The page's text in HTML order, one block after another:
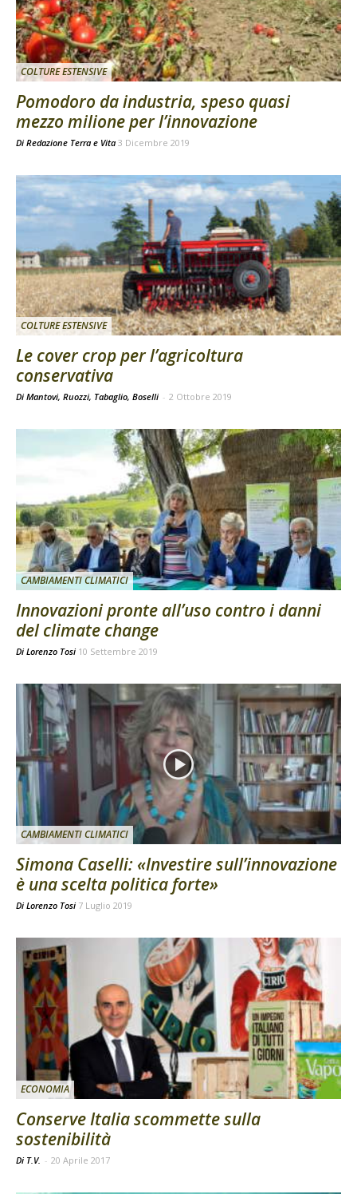
COLTURE ESTENSIVE
Pomodoro da industria, speso quasi
mezzo milione per l’innovazione
Di Redazione Terra e Vita 3 Dicembre 2019
COLTURE ESTENSIVE
Le cover crop per l’agricoltura
conservativa
Di Mantovi, Ruozzi, Tabaglio, Boselli - 2 Ottobre 2019
CAMBIAMENTI CLIMATICI
Innovazioni pronte all’uso contro i danni
del climate change
Di Lorenzo Tosi 10 Settembre 2019
CAMBIAMENTI CLIMATICI
Simona Caselli: «Investire sull’innovazione
è una scelta politica forte»
Di Lorenzo Tosi 7 Luglio 2019
ECONOMIA
Conserve Italia scommette sulla
sostenibilità
Di T.V. - 20 Aprile 2017